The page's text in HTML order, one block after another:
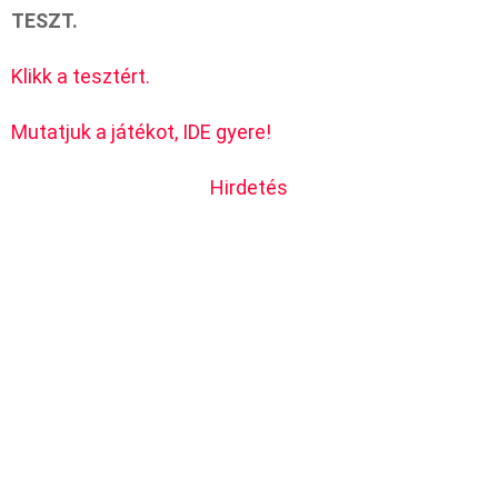
TESZT.
Klikk a tesztért.
Mutatjuk a játékot, IDE gyere!
Hirdetés